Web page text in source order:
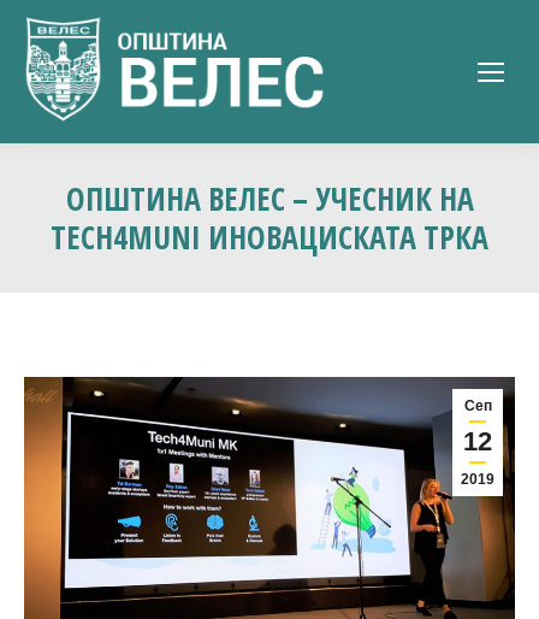
ОПШТИНА ВЕЛЕС – УЧЕСНИК НА
TECH4MUNI ИНОВАЦИСКАТА ТРКА
Сеп
12
2019